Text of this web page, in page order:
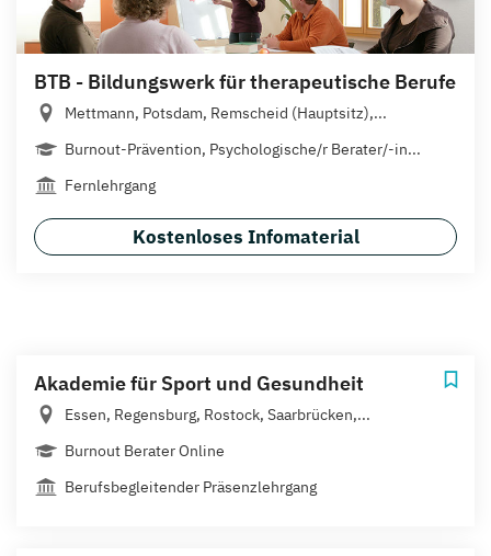
BTB - Bildungswerk für therapeutische Berufe
Mettmann, Potsdam, Remscheid (Hauptsitz),...
Burnout-Prävention, Psychologische/r Berater/-in...
Fernlehrgang
Kostenloses Infomaterial
Akademie für Sport und Gesundheit
Essen, Regensburg, Rostock, Saarbrücken,...
Burnout Berater Online
Berufsbegleitender Präsenzlehrgang